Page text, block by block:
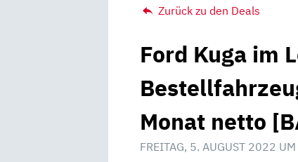
Zurück zu den Deals
Ford Kuga im
Monat netto
FREITAG, 5. AUGUST 2022